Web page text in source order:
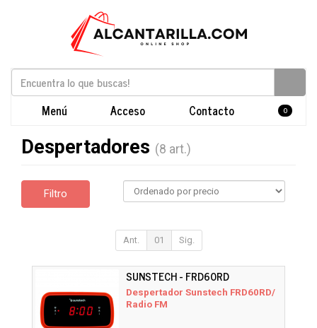
Menú Acceso Contacto 0
Despertadores (8 art.)
Filtro
Ant. 01 Sig.
SUNSTECH - FRD60RD
Despertador Sunstech FRD60RD/
Radio FM